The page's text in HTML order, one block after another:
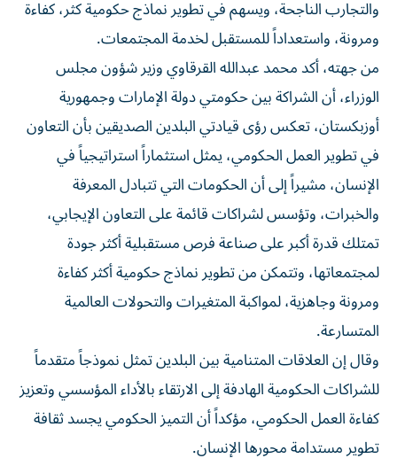
والتجارب الناجحة، ويسهم في تطوير نماذج حكومية كثر، كفاءة
ومرونة، واستعداداً للمستقبل لخدمة المجتمعات.
من جهته، أكد محمد عبدالله القرقاوي وزير شؤون مجلس
الوزراء، أن الشراكة بين حكومتي دولة الإمارات وجمهورية
أوزبكستان، تعكس رؤى قيادتي البلدين الصديقين بأن التعاون
في تطوير العمل الحكومي، يمثل استثماراً استراتيجياً في
الإنسان، مشيراً إلى أن الحكومات التي تتبادل المعرفة
والخبرات، وتؤسس لشراكات قائمة على التعاون الإيجابي،
تمتلك قدرة أكبر على صناعة فرص مستقبلية أكثر جودة
لمجتمعاتها، وتتمكن من تطوير نماذج حكومية أكثر كفاءة
ومرونة وجاهزية، لمواكبة المتغيرات والتحولات العالمية
المتسارعة.
وقال إن العلاقات المتنامية بين البلدين تمثل نموذجاً متقدماً
للشراكات الحكومية الهادفة إلى الارتقاء بالأداء المؤسسي وتعزيز
كفاءة العمل الحكومي، مؤكداً أن التميز الحكومي يجسد ثقافة
تطوير مستدامة محورها الإنسان.